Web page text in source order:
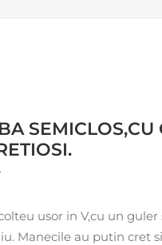
SEMICLOS,CU
usor in V,cu un
Manecile au putin cret